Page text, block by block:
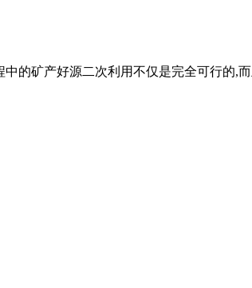
的矿产好源二次利用不仅是完全可行的,